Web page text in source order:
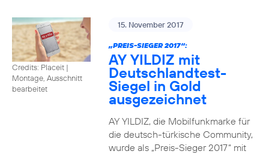
Credits: Placeit |
Montage, Ausschnitt
bearbeitet
15. November 2017
„PREIS-SIEGER 2017“:
AY YILDIZ mit
Deutschlandtest-
Siegel in Gold
ausgezeichnet
AY YILDIZ, die Mobilfunkmarke für
die deutsch-türkische Community,
wurde als „Preis-Sieger 2017“ mit